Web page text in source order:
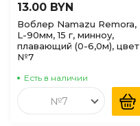
13.00 BYN
Воблер Namazu Remora,
L-90мм, 15 г, минноу,
плавающий (0-6,0м), цвет
№7
Есть в наличии
№7